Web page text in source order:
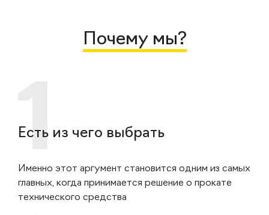
Почему мы?
Есть из чего выбрать
Именно этот аргумент становится одним из самых
главных, когда принимается решение о прокате
технического средства